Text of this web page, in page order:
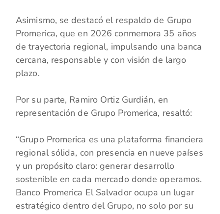
Asimismo, se destacó el respaldo de Grupo
Promerica, que en 2026 conmemora 35 años
de trayectoria regional, impulsando una banca
cercana, responsable y con visión de largo
plazo.
Por su parte, Ramiro Ortiz Gurdián, en
representación de Grupo Promerica, resaltó:
“Grupo Promerica es una plataforma financiera
regional sólida, con presencia en nueve países
y un propósito claro: generar desarrollo
sostenible en cada mercado donde operamos.
Banco Promerica El Salvador ocupa un lugar
estratégico dentro del Grupo, no solo por su